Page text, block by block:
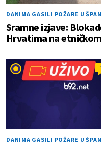
DANIMA GASILI POŽARE U
Sramne izjave:
Hrvatima na
DANIMA GASILI POŽARE U